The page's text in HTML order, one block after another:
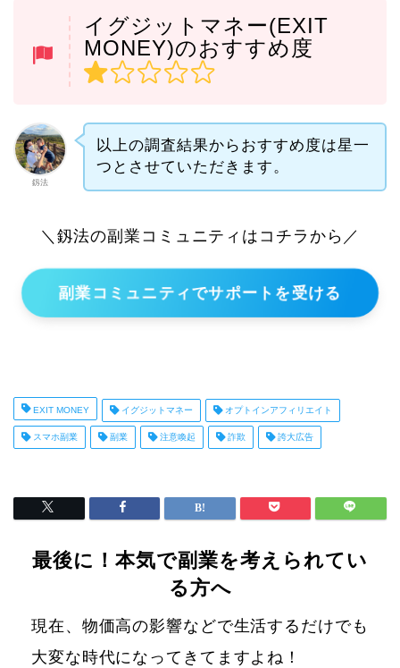
イグジットマネー(EXIT
MONEY)のおすすめ度
釼法
以上の調査結果からおすすめ度は星一
つとさせていただきます。
＼釼法の副業コミュニティはコチラから／
副業コミュニティでサポートを受ける
EXIT MONEY イグジットマネー オプトインアフィリエイト
スマホ副業 副業 注意喚起 詐欺 誇大広告
最後に！本気で副業を考えられてい
る方へ
現在、物価高の影響などで生活するだけでも
大変な時代になってきてますよね！